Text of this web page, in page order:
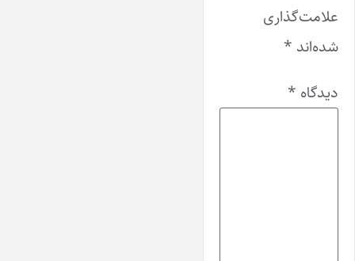
علامت‌گذاری
شده‌اند *
دیدگاه *